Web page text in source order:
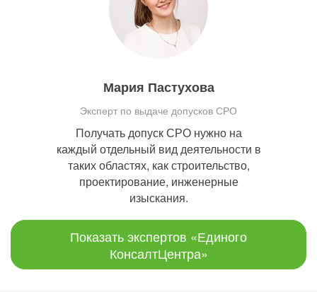
Мария Пастухова
Эксперт по выдаче допусков СРО
Получать допуск СРО нужно на
каждый отдельный вид деятельности в
таких областях, как строительство,
проектирование, инженерные
изыскания.
Показать экспертов «Единого
КонсалтЦентра»